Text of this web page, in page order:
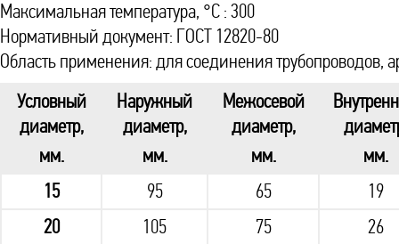
Максимальная температура, °С : 300
Нормативный документ: ГОСТ 12820-80
Область применения: для соединения трубопроводов,
Условный
диаметр,
мм.
Наружный
диаметр,
мм.
Межосевой
диаметр,
мм.
мм.
15
95 65
19
20
105 75
26